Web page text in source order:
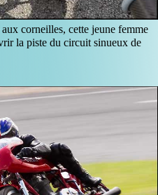
corneilles, cette jeune femme
la piste du circuit sinueux de